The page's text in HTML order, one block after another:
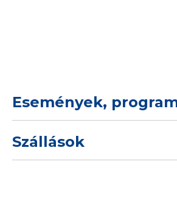
Események,
Szállások